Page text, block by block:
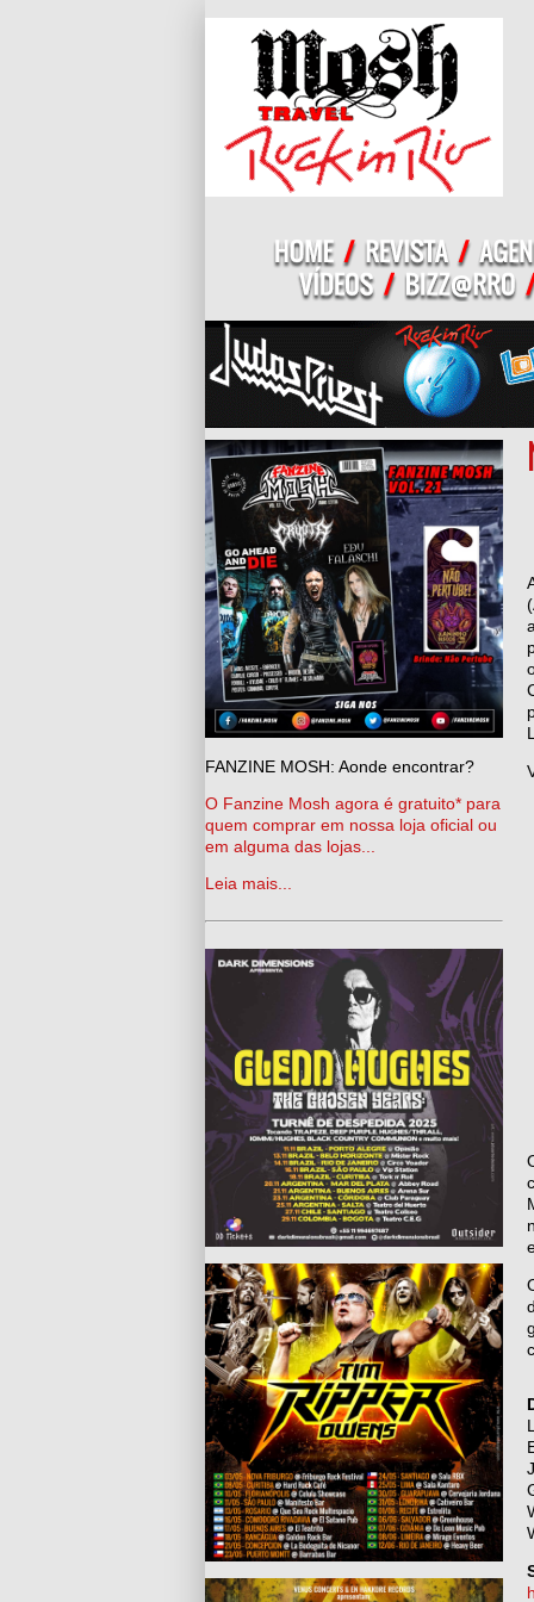
FANZINE MOSH: Aonde encontrar?
O Fanzine Mosh agora é gratuito* para
quem comprar em nossa loja oficial ou
em alguma das lojas...
Leia mais...